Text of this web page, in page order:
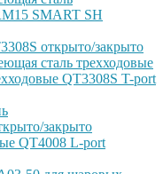
SMART SH
открыто/закрыто
сталь трехходовые
QT3308S T-port
закрыто
QT4008 L-port